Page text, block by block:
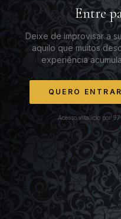
Entre
Deixe de improvisar a
aquilo que muitos
experiência
QUERO
Acesso vitalício por